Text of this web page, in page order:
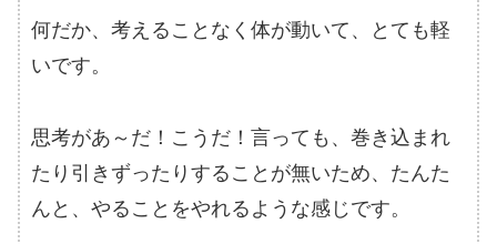
何だか、考えることなく体が動いて、とても軽
いです。
思考があ～だ！こうだ！言っても、巻き込まれ
たり引きずったりすることが無いため、たんた
んと、やることをやれるような感じです。